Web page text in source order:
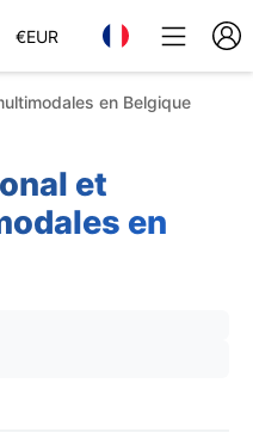
€EUR
en Belgique
et
en